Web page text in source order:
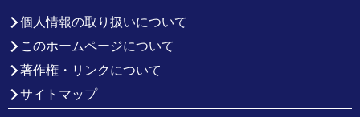
個人情報の取り扱いについて
このホームページについて
著作権・リンクについて
サイトマップ